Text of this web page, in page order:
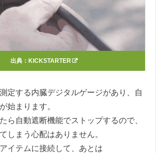
出典： KICKSTARTER
定する内臓デジタルゲージがあり、自
始まります。
ら自動遮断機能でストップするので、
しまう心配はありません。
イテムに接続して、あとは